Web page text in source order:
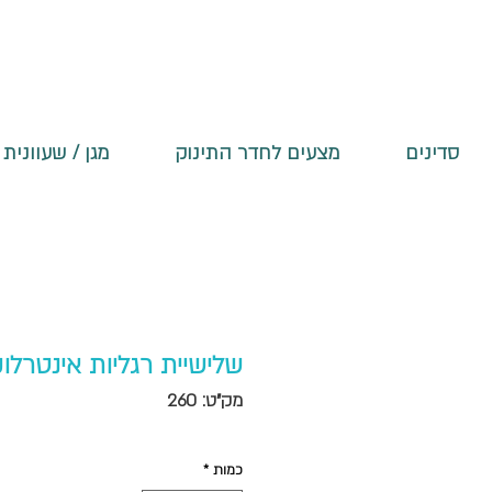
סדינים מצעים לחדר התינוק מגן /
שלישיית רגליות
מק"ט: 260
כמות *